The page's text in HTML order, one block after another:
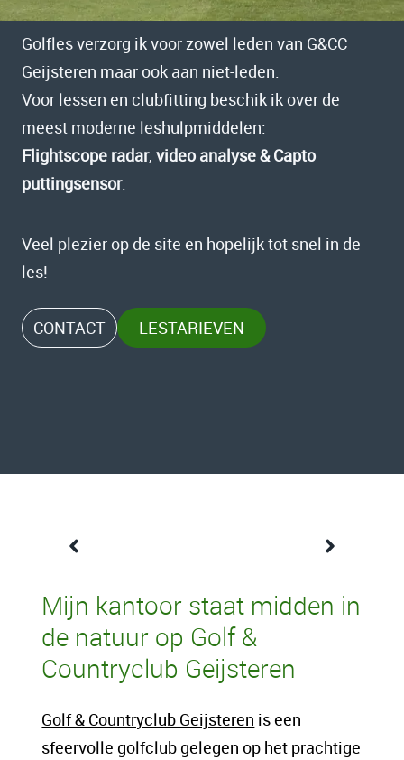
Golfles verzorg ik voor zowel leden van G&CC
Geijsteren maar ook aan niet-leden.
Voor lessen en clubfitting beschik ik over de
meest moderne leshulpmiddelen:
Flightscope radar, video analyse & Capto
puttingsensor.
Veel plezier op de site en hopelijk tot snel in de
les!
CONTACT LESTARIEVEN
Een content intro tekst. Lorem ipsum dolor
sit amet, consectetur adipis cin elit. Nunc
purus libero, interdum sed blandit acp
retium facilisis turpis. Donec dictum neque
lorem dolor.
Mijn kantoor staat midden in
de natuur op Golf &
Countryclub Geijsteren
Golf & Countryclub Geijsteren is een
sfeervolle golfclub gelegen op het prachtige